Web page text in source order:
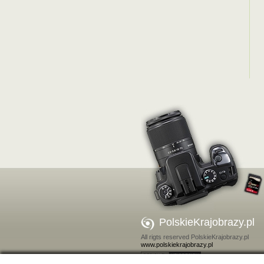
PolskieKrajobrazy.pl
All rigts reserved PolskieKrajobrazy.pl
www.polskiekrajobrazy.pl